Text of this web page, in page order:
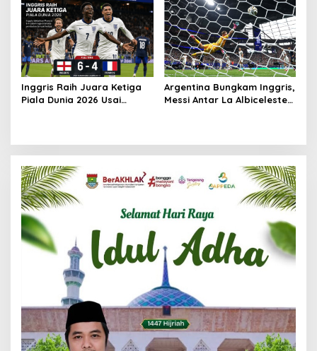
Pembinaan Talenta Muda
Inggris Raih Juara Ketiga
Piala Dunia 2026 Usai
Argentina Bungkam Inggris,
Messi Antar La Albiceleste